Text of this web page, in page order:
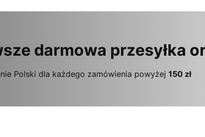
darmowa przesyłka
Polski dla każdego zamówienia powyżej 150 zł